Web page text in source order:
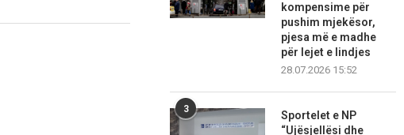
kompensime për
pushim mjekësor,
pjesa më e madhe
për lejet e lindjes
28.07.2026 15:52
3
Sportelet e NP
“Ujësjellësi dhe